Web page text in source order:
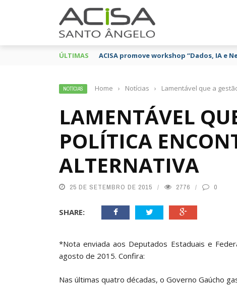
ÚLTIMAS ACISA promove workshop “Dados, IA e
NOTÍCIAS Home › Notícias › Lamentável que a
LAMENTÁVEL
POLÍTICA
ALTERNATIVA
25 DE SETEMBRO DE 2015 2776 0
SHARE:
*Nota enviada aos Deputados Estaduais e
agosto de 2015. Confira:
Nas últimas quatro décadas, o Governo Gaúcho